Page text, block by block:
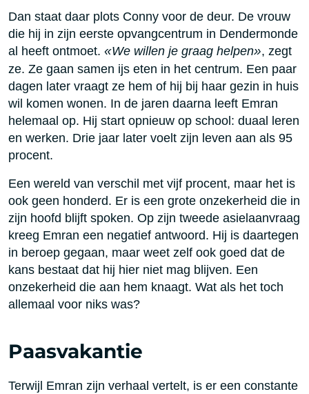
Dan staat daar plots Conny voor de deur. De vrouw
die hij in zijn eerste opvangcentrum in Dendermonde
al heeft ontmoet. «We willen je graag helpen», zegt
ze. Ze gaan samen ijs eten in het centrum. Een paar
dagen later vraagt ze hem of hij bij haar gezin in huis
wil komen wonen. In de jaren daarna leeft Emran
helemaal op. Hij start opnieuw op school: duaal leren
en werken. Drie jaar later voelt zijn leven aan als 95
procent.
Een wereld van verschil met vijf procent, maar het is
ook geen honderd. Er is een grote onzekerheid die in
zijn hoofd blijft spoken. Op zijn tweede asielaanvraag
kreeg Emran een negatief antwoord. Hij is daartegen
in beroep gegaan, maar weet zelf ook goed dat de
kans bestaat dat hij hier niet mag blijven. Een
onzekerheid die aan hem knaagt. Wat als het toch
allemaal voor niks was?
Paasvakantie
Terwijl Emran zijn verhaal vertelt, is er een constante